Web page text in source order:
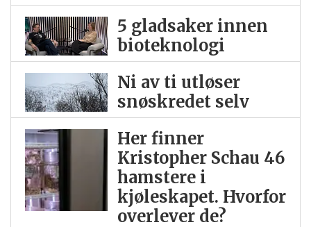
5 gladsaker innen
bioteknologi
Ni av ti utløser
snøskredet selv
Her finner
Kristopher Schau 46
hamstere i
kjøleskapet. Hvorfor
overlever de?